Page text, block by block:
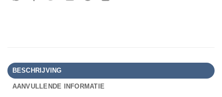
BESCHRIJVING
AANVULLENDE INFORMATIE